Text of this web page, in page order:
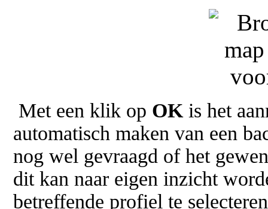
Met een klik op OKis het
automatisch maken van een
nog wel gevraagd of het
dit kan naar eigen inzicht
betreffende profiel te